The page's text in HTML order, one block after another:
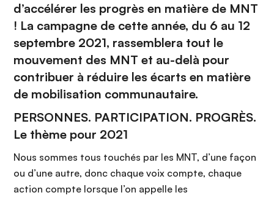
d’accélérer les progrès en matière de MNT
! La campagne de cette année, du 6 au 12
septembre 2021, rassemblera tout le
mouvement des MNT et au-delà pour
contribuer à réduire les écarts en matière
de mobilisation communautaire.
PERSONNES. PARTICIPATION. PROGRÈS.
Le thème pour 2021
Nous sommes tous touchés par les MNT, d’une façon
ou d’une autre, donc chaque voix compte, chaque
action compte lorsque l’on appelle les